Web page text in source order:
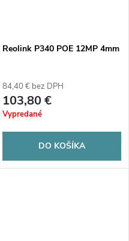
Reolink P340 POE 12MP 4mm
84,40 € bez DPH
103,80 €
Vypredané
DO KOŠÍKA